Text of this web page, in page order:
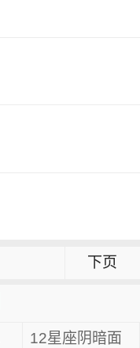
下页
12星座阴暗面